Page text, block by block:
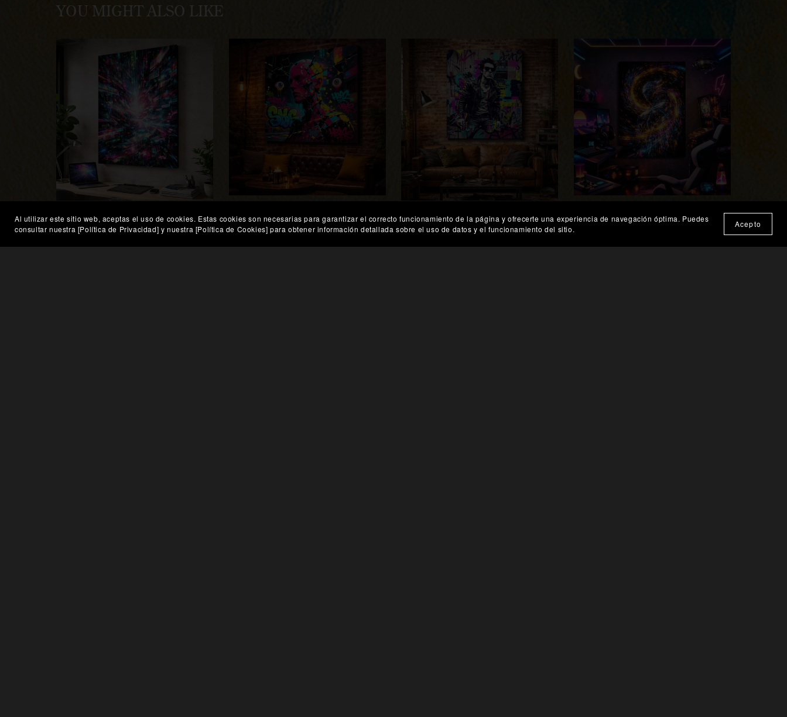
YOU MIGHT ALSO LIKE
Colapso Digital: Caos Neón Glitch
Identidad Fragmentada en la Era
Digital
€363.08
Rebelión Glitch Urbana
Entidad Glitch Etérea en Vórtice
€220.06
Al utilizar este sitio web, aceptas el uso de cookies. Estas cookies son necesarias para garantizar el correcto funcionamiento de la página y ofrecerte una experiencia de navegación óptima. Puedes
consultar nuestra [Política de Privacidad] y nuestra [Política de Cookies] para obtener información detallada sobre el uso de datos y el funcionamiento del sitio.
Acepto
🎨 Probar en mi pared